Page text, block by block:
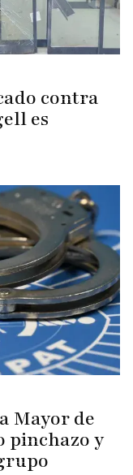
contra
es
Mayor de
pinchazo y